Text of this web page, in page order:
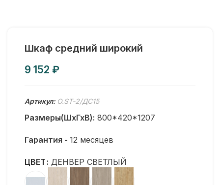
Шкаф средний широкий
₽
Артикул: O.ST-2/ДС15
Размеры(ШхГхВ): 800*420*1207
Гарантия - 12 месяцев
ЦВЕТ ДЕНВЕР СВЕТЛЫЙ